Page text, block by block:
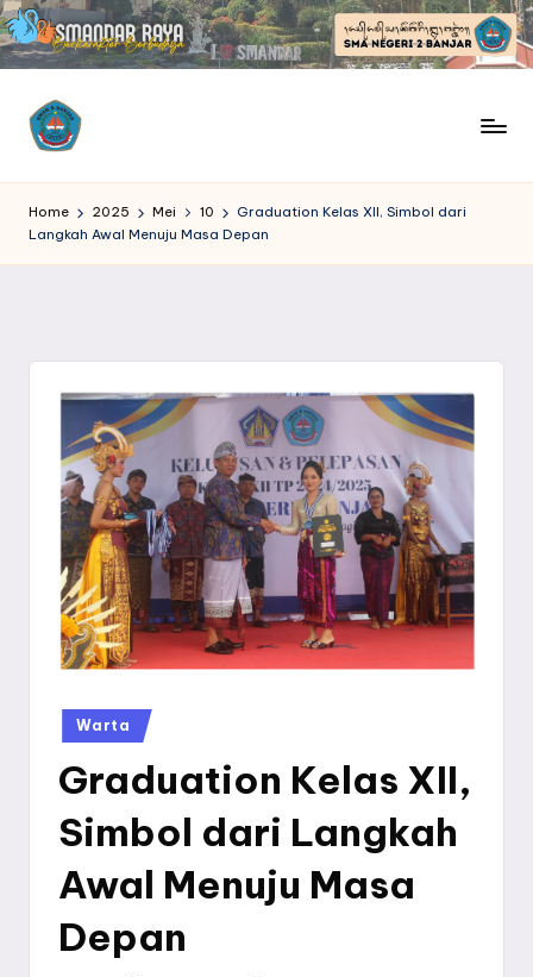
Skip
content
S
M
A
D
Home 2025 Mei 10
Graduation Kelas XII, Simbol dari
Langkah Awal Menuju Masa Depan
Posted
in
Warta
Graduation Kelas XII,
Simbol dari Langkah
Awal Menuju Masa
Depan